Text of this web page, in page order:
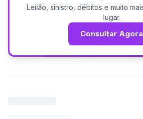
Leilão, sinistro, débitos e muito
lugar.
Consultar Agora